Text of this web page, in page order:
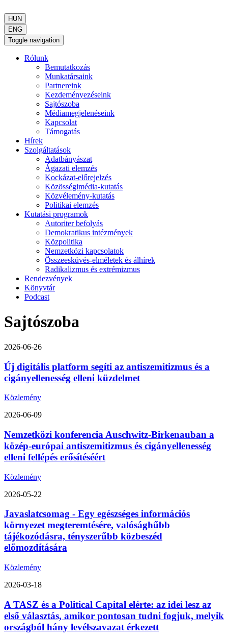
HUN
ENG
Toggle navigation
Rólunk
Bemutatkozás
Munkatársaink
Partnereink
Kezdeményezéseink
Sajtószoba
Médiamegjelenéseink
Kapcsolat
Támogatás
Hírek
Szolgáltatások
Adatbányászat
Ágazati elemzés
Kockázat-előrejelzés
Közösségimédia-kutatás
Közvélemény-kutatás
Politikai elemzés
Kutatási programok
Autoriter befolyás
Demokratikus intézmények
Közpolitika
Nemzetközi kapcsolatok
Összeesküvés-elméletek és álhírek
Radikalizmus és extrémizmus
Rendezvények
Könyvtár
Podcast
Sajtószoba
2026-06-26
Új digitális platform segíti az antiszemitizmus és a
cigányellenesség elleni küzdelmet
Közlemény
2026-06-09
Nemzetközi konferencia Auschwitz-Birkenauban a
közép-európai antiszemitizmus és cigányellenesség
elleni fellépés erősítéséért
Közlemény
2026-05-22
Javaslatcsomag - Egy egészséges információs
környezet megteremtésére, valósághűbb
tájékozódásra, tényszerűbb közbeszéd
előmozdítására
Közlemény
2026-03-18
A TASZ és a Political Capital elérte: az idei lesz az
első választás, amikor pontosan tudni fogjuk, melyik
országból hány levélszavazat érkezett